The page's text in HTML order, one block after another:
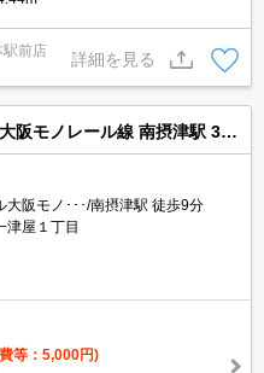
駅前店
詳細を見る
モノレール線 南摂津駅 3階建 新築
大阪モノ･･･/南摂津駅 徒歩9分
津屋１丁目
等：5,000円)